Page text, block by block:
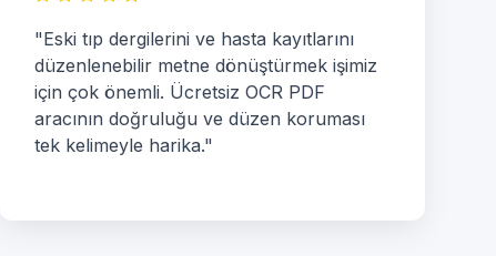
"Eski tıp dergilerini ve hasta kayıtlarını
düzenlenebilir metne dönüştürmek işimiz
için çok önemli. Ücretsiz OCR PDF
aracının doğruluğu ve düzen koruması
tek kelimeyle harika."